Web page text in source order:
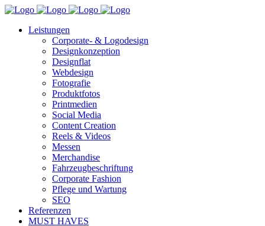
Leistungen
Corporate- & Logodesign
Designkonzeption
Designflat
Webdesign
Fotografie
Produktfotos
Printmedien
Social Media
Content Creation
Reels & Videos
Messen
Merchandise
Fahrzeugbeschriftung
Corporate Fashion
Pflege und Wartung
SEO
Referenzen
MUST HAVES